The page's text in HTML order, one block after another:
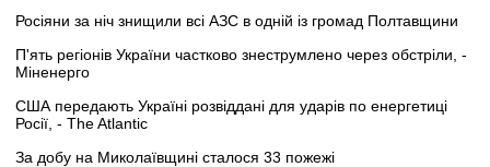
Росіяни за ніч знищили всі АЗС в одній із громад Полтавщини
П'ять регіонів України частково знеструмлено через обстріли, -
Міненерго
США передають Україні розвіддані для ударів по енергетиці
Росії, - The Atlantic
За добу на Миколаївщині сталося 33 пожежі